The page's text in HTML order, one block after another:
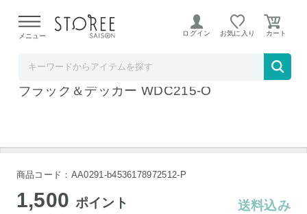
よる配送遅延が発生しております。
メニュー ログイン お気に入り
乾湿両用リチウムダストバスター オレンジ
ブラック＆デッカー WDC215-O
商品コード：AA0291-b4536178972512-P
1,500 ポイント 送料込み